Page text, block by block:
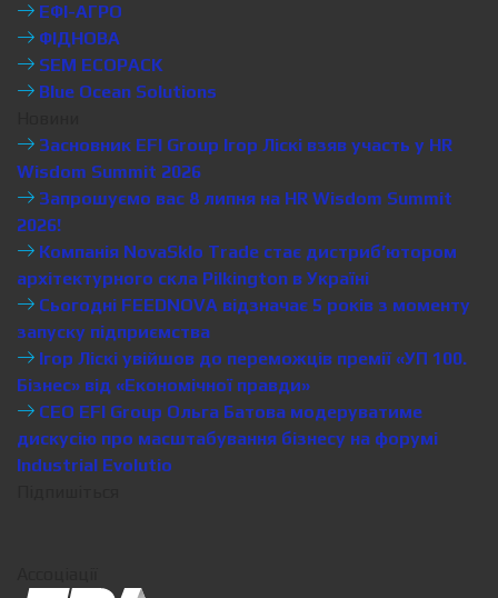
ЕФІ-АГРО
ФІДНОВА
SEM ECOPACK
Blue Ocean Solutions
Засновник EFI Group Ігор Ліскі взяв участь у HR
Wisdom Summit 2026
Запрошуємо вас 8 липня на HR Wisdom Summit
2026!
Компанія NovaSklo Trade стає дистриб’ютором
архітектурного скла Pilkington в Україні
Сьогодні FEEDNOVA відзначає 5 років з моменту
запуску підприємства
Ігор Ліскі увійшов до переможців премії «УП 100.
Бізнес» від «Економічної правди»
CEO EFI Group Ольга Батова модеруватиме
дискусію про масштабування бізнесу на форумі
Industrial Evolutio